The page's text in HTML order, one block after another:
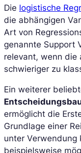
Die logistische
die abhängigen
Art von
genannte Support
relevant, wenn die
schwieriger zu
Ein weiterer
ermöglicht die
Grundlage einer
unter Verwendung
beispielsweise